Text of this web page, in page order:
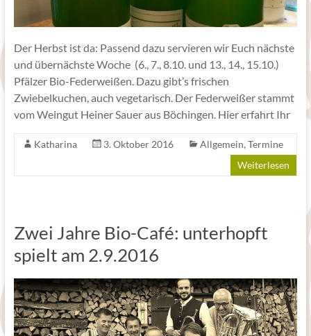
Der Herbst ist da: Passend dazu servieren wir Euch nächste
und übernächste Woche (6., 7., 8.10. und 13., 14., 15.10.)
Pfälzer Bio-Federweißen. Dazu gibt’s frischen
Zwiebelkuchen, auch vegetarisch. Der Federweißer stammt
vom Weingut Heiner Sauer aus Böchingen. Hier erfahrt Ihr
Katharina 3. Oktober 2016 Allgemein, Termine
Weiterlesen
Zwei Jahre Bio-Café: unterhopft
spielt am 2.9.2016